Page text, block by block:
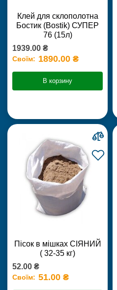
Клей для склополотна
Бостик (Bostik) СУПЕР
76 (15л)
1939.00 ₴
Своїм: 1890.00 ₴
В корзину
Пісок в мішках СІЯНИЙ
( 32-35 кг)
52.00 ₴
Своїм: 51.00 ₴